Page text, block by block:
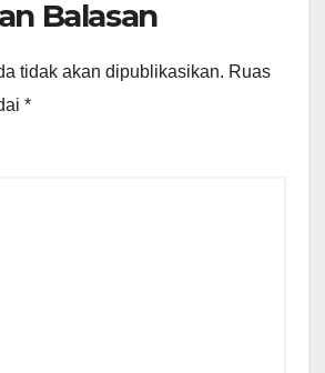
Balasan
tidak akan dipublikasikan. Ruas
*